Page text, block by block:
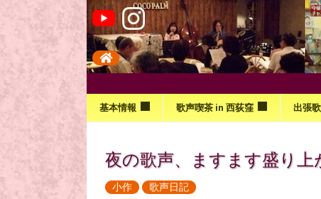
基本情報 歌声喫茶 in 西荻窪 出張
夜の歌声、ますます盛り
小作 歌声日記